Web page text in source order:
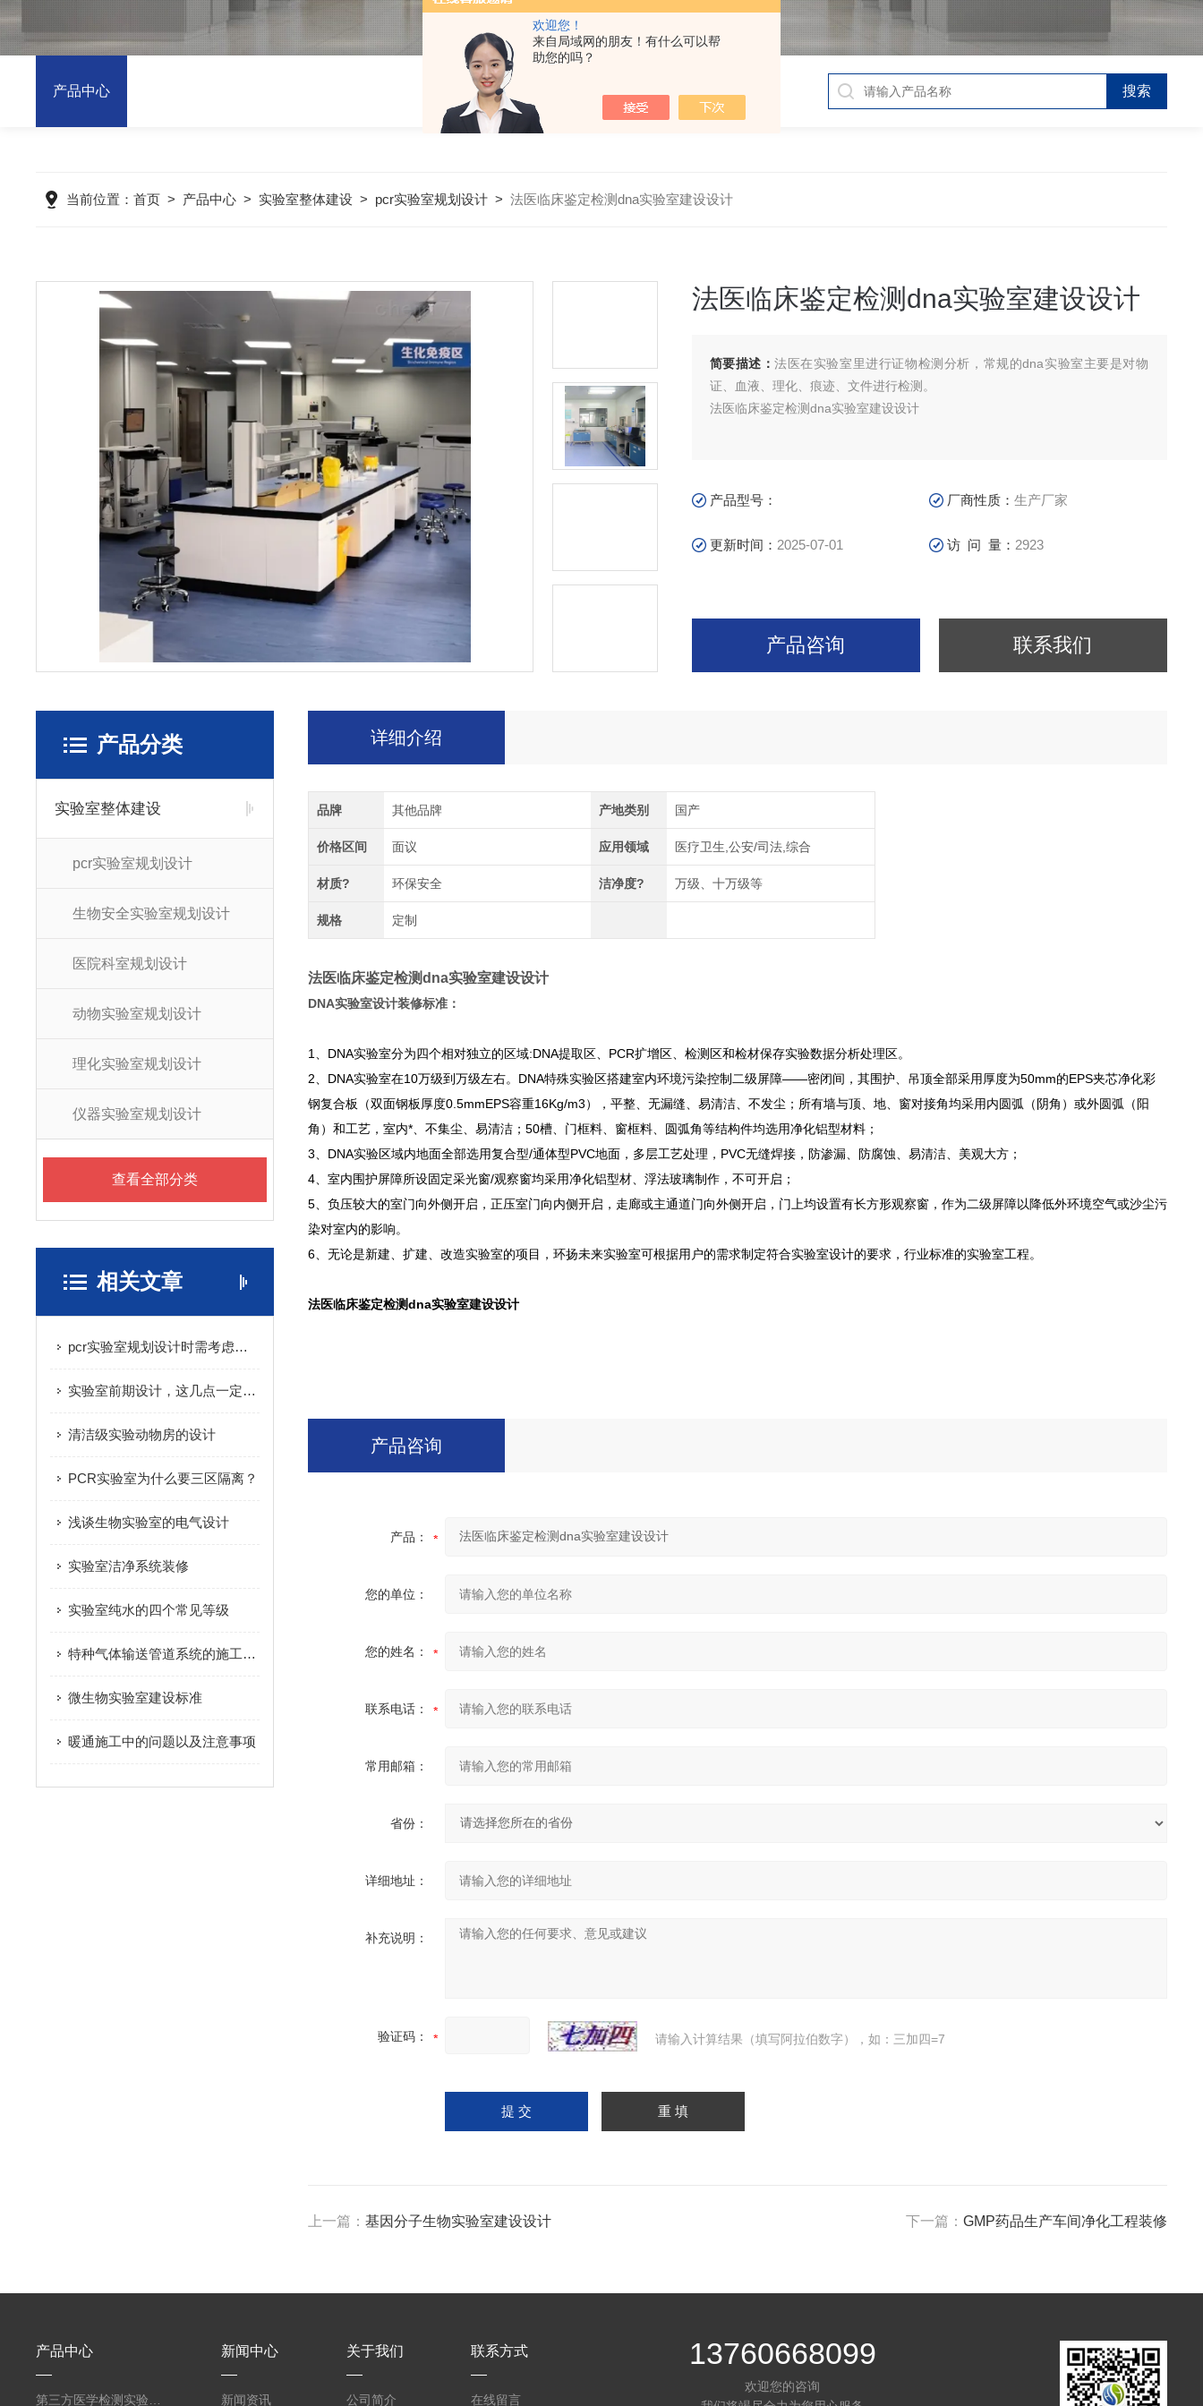
欢迎您！
来自局域网的朋友！有什么可以帮
助您的吗？
产品中心
当前位置：首页 > 产品中心 > 实验室整体建设 > pcr实验室规划设计 >法医临床鉴定检测dna实验室建设设计
法医临床鉴定检测dna实验室建设设计
简要描述：法医在实验室里进行证物检测分析，常规的dna实验室主要是对物
证、血液、理化、痕迹、文件进行检测。
法医临床鉴定检测dna实验室建设设计
产品型号： 厂商性质：生产厂家
更新时间： 2025-07-01 访 问 量： 2923
产品咨询 联系我们
产品分类
实验室整体建设
pcr实验室规划设计
生物安全实验室规划设计
医院科室规划设计
动物实验室规划设计
理化实验室规划设计
仪器实验室规划设计
查看全部分类
相关文章
pcr实验室规划设计时需考虑的两个方面
实验室前期设计，这几点一定要注意
清洁级实验动物房的设计
PCR实验室为什么要三区隔离？
浅谈生物实验室的电气设计
实验室洁净系统装修
实验室纯水的四个常见等级
特种气体输送管道系统的施工管理
微生物实验室建设标准
暖通施工中的问题以及注意事项
详细介绍
品牌 其他品牌 产地类别 国产
价格区间 面议 应用领域 医疗卫生,公安/司法,综合
材质? 环保安全 洁净度? 万级、十万级等
规格 定制
法医临床鉴定检测dna实验室建设设计
DNA实验室设计装修标准：
1、DNA实验室分为四个相对独立的区域:DNA提取区、PCR扩增区、检测区和检材保存实验数据分析处理区。
2、DNA实验室在10万级到万级左右。DNA特殊实验区搭建室内环境污染控制二级屏障——密闭间，其围护、吊顶全部采用厚度为50mm的EPS夹芯净化彩
钢复合板（双面钢板厚度0.5mmEPS容重16Kg/m3），平整、无漏缝、易清洁、不发尘；所有墙与顶、地、窗对接角均采用内圆弧（阴角）或外圆弧（阳
角）和工艺，室内*、不集尘、易清洁；50槽、门框料、窗框料、圆弧角等结构件均选用净化铝型材料；
3、DNA实验区域内地面全部选用复合型/通体型PVC地面，多层工艺处理，PVC无缝焊接，防渗漏、防腐蚀、易清洁、美观大方；
4、室内围护屏障所设固定采光窗/观察窗均采用净化铝型材、浮法玻璃制作，不可开启；
5、负压较大的室门向外侧开启，正压室门向内侧开启，走廊或主通道门向外侧开启，门上均设置有长方形观察窗，作为二级屏障以降低外环境空气或沙尘污
染对室内的影响。
6、无论是新建、扩建、改造实验室的项目，环扬未来实验室可根据用户的需求制定符合实验室设计的要求，行业标准的实验室工程。
法医临床鉴定检测dna实验室建设设计
产品咨询
产品：
您的单位：
您的姓名：
联系电话：
常用邮箱：
省份：
详细地址：
补充说明：
验证码： 请输入计算结果（填写阿拉伯数字），如：三加四=7
上一篇： 基因分子生物实验室建设设计 下一篇： GMP药品生产车间净化工程装修
产品中心 新闻中心
新闻资讯
关于我们
公司简介
联系方式
在线留言
13760668099
欢迎您的咨询